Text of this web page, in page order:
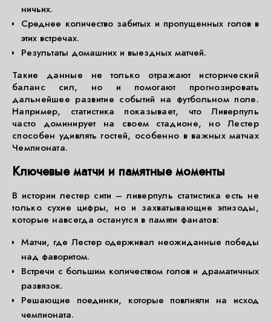
ничьих.
Среднее количество забитых и пропущенных голов в
этих встречах.
Результаты домашних и выездных матчей.
Такие данные не только отражают исторический
баланс сил, но и помогают прогнозировать
дальнейшее развитие событий на футбольном поле.
Например, статистика показывает, что Ливерпуль
часто доминирует на своем стадионе, но Лестер
способен удивлять гостей, особенно в важных матчах
Чемпионата.
Ключевые матчи и памятные моменты
В истории лестер сити – ливерпуль статистика есть не
только сухие цифры, но и захватывающие эпизоды,
которые навсегда останутся в памяти фанатов:
Матчи, где Лестер одерживал неожиданные победы
над фаворитом.
Встречи с большим количеством голов и драматичных
развязок.
Решающие поединки, которые повлияли на исход
чемпионата.